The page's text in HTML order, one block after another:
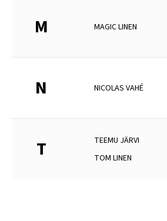
M MAGIC LINEN
N NICOLAS VAHÉ
T
TEEMU JÄRVI
TOM LINEN